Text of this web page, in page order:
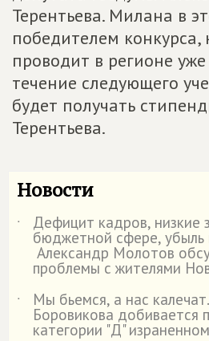
Терентьева. Милана в
победителем
проводит в регионе
течение следующего
будет получать
Терентьева.
Новости
˙ Дефицит кадров, низкие
бюджетной сфере, убыль
Александр Молотов
проблемы с жителями
˙
Мы бьемся, а нас
Боровикова добивается
категории "Д"